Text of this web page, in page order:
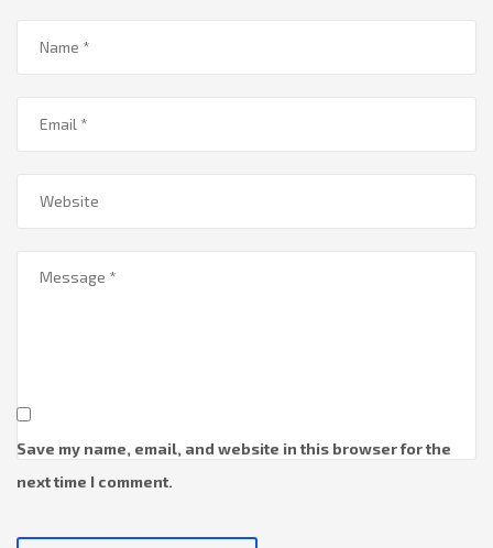
Save my name, email, and website in this browser for the
next time I comment.